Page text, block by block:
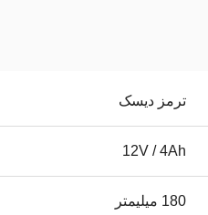
ترمز دیسک
12V / 4Ah
180 میلیمتر